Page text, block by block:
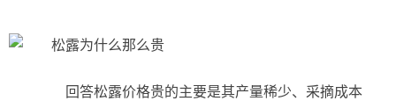
回答松露价格贵的主要是其产量稀少、采摘成本